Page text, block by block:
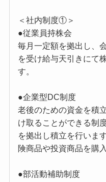
＜社内制度①＞
●従業員持株会
毎月一定額を拠出し、
を受け給与天引きにて
す。
●企業型DC制度
老後のための資金を積
け取ることができる制
を拠出し積立を行いま
険商品や投資商品を購
●部活動補助制度